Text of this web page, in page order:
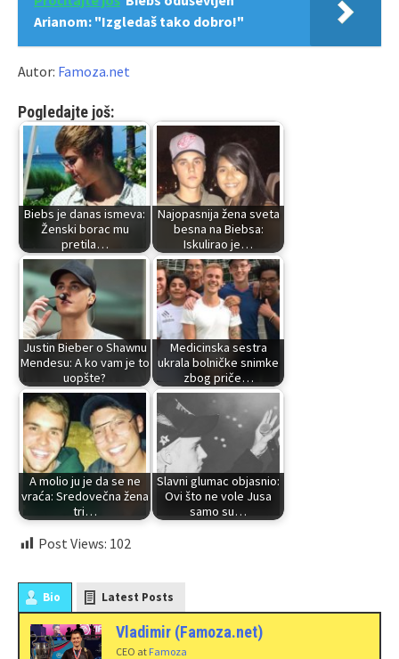
Arianom: "Izgledaš tako dobro!"
Autor: Famoza.net
Pogledajte još:
Biebs je danas ismeva:
Ženski borac mu
pretila…
Najopasnija žena sveta
besna na Biebsa:
Iskulirao je…
Justin Bieber o Shawnu
Mendesu: A ko vam je to
uopšte?
Medicinska sestra
ukrala bolničke snimke
zbog priče…
A molio ju je da se ne
vraća: Sredovečna žena
tri…
Slavni glumac objasnio:
Ovi što ne vole Jusa
samo su…
Post Views: 102
Bio Latest Posts
Vladimir (Famoza.net)
CEO at Famoza